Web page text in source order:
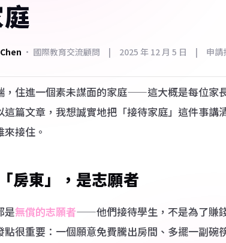
證
費生紀錄
Blog
的地介紹
· 國際教育交流顧問 | 2025 年 12 月 5 日 | 申請
，住進一個素未謀面的家庭——這大概是每位家
篇文章，我想誠實地把「接待家庭」這件事講
接住。
房東」，是志願者
是無償的志願者——他們接待學生，不是為了賺
點很重要：一個願意免費騰出房間、多擺一副碗